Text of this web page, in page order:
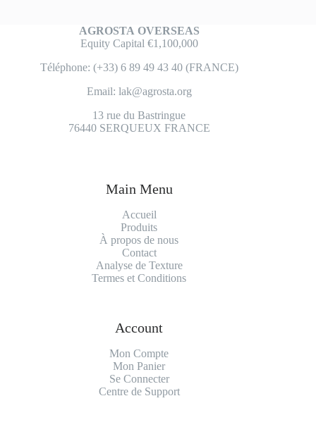
AGROSTA OVERSEAS
Equity Capital €1,100,000
Téléphone: (+33) 6 89 49 43 40 (FRANCE)
Email: lak@agrosta.org
13 rue du Bastringue
76440 SERQUEUX FRANCE
Main Menu
Accueil
Produits
À propos de nous
Contact
Analyse de Texture
Termes et Conditions
Account
Mon Compte
Mon Panier
Se Connecter
Centre de Support